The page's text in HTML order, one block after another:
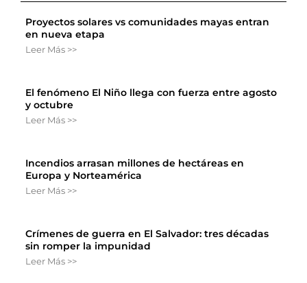
Proyectos solares vs comunidades mayas entran
en nueva etapa
Leer Más >>
El fenómeno El Niño llega con fuerza entre agosto
y octubre
Leer Más >>
Incendios arrasan millones de hectáreas en
Europa y Norteamérica
Leer Más >>
Crímenes de guerra en El Salvador: tres décadas
sin romper la impunidad
Leer Más >>